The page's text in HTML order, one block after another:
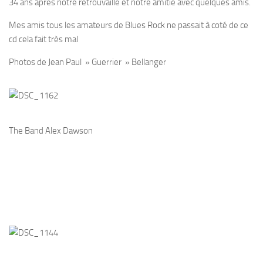
34 ans après notre retrouvaille et notre amitié avec quelques amis.
Mes amis tous les amateurs de Blues Rock ne passait à coté de ce
cd cela fait très mal
Photos de Jean Paul » Guerrier » Bellanger
The Band Alex Dawson